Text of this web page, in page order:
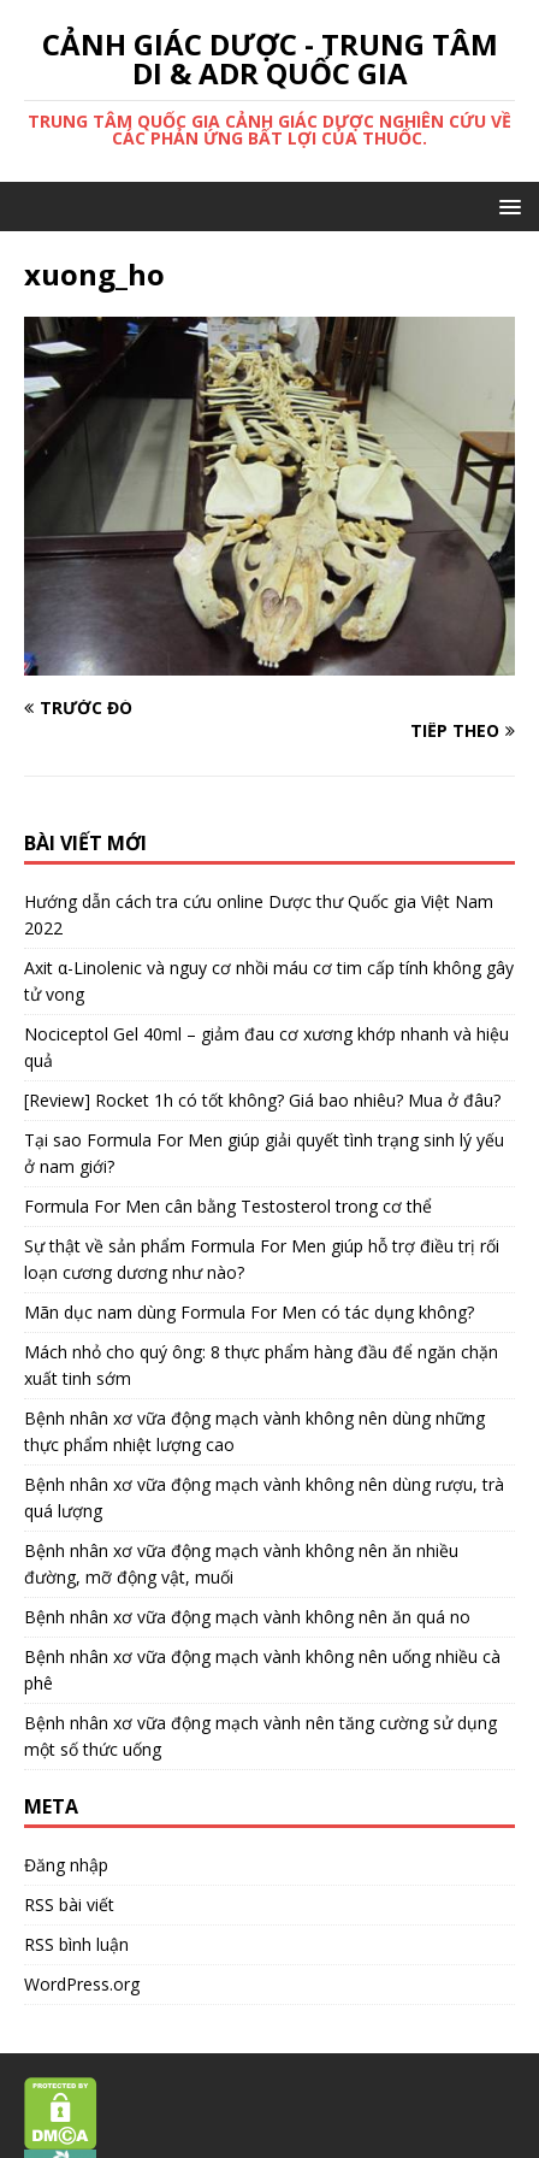
CẢNH GIÁC DƯỢC - TRUNG TÂM
DI & ADR QUỐC GIA
TRUNG TÂM QUỐC GIA CẢNH GIÁC DƯỢC NGHIÊN CỨU VỀ
CÁC PHẢN ỨNG BẤT LỢI CỦA THUỐC.
xuong_ho
TRƯỚC ĐÓ
TIẾP THEO
BÀI VIẾT MỚI
Hướng dẫn cách tra cứu online Dược thư Quốc gia Việt Nam
2022
Axit α-Linolenic và nguy cơ nhồi máu cơ tim cấp tính không gây
tử vong
Nociceptol Gel 40ml – giảm đau cơ xương khớp nhanh và hiệu
quả
[Review] Rocket 1h có tốt không? Giá bao nhiêu? Mua ở đâu?
Tại sao Formula For Men giúp giải quyết tình trạng sinh lý yếu
ở nam giới?
Formula For Men cân bằng Testosterol trong cơ thể
Sự thật về sản phẩm Formula For Men giúp hỗ trợ điều trị rối
loạn cương dương như nào?
Mãn dục nam dùng Formula For Men có tác dụng không?
Mách nhỏ cho quý ông: 8 thực phẩm hàng đầu để ngăn chặn
xuất tinh sớm
Bệnh nhân xơ vữa động mạch vành không nên dùng những
thực phẩm nhiệt lượng cao
Bệnh nhân xơ vữa động mạch vành không nên dùng rượu, trà
quá lượng
Bệnh nhân xơ vữa động mạch vành không nên ăn nhiều
đường, mỡ động vật, muối
Bệnh nhân xơ vữa động mạch vành không nên ăn quá no
Bệnh nhân xơ vữa động mạch vành không nên uống nhiều cà
phê
Bệnh nhân xơ vữa động mạch vành nên tăng cường sử dụng
một số thức uống
META
Đăng nhập
RSS bài viết
RSS bình luận
WordPress.org